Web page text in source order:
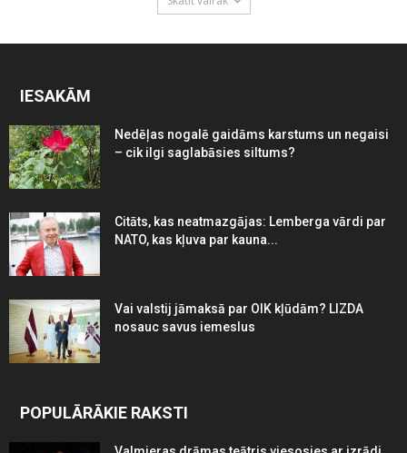
IESAKĀM
Nedēļas nogalē gaidāms karstums un negaisi
– cik ilgi saglabāsies siltums?
Citāts, kas neatmazgājas: Lemberga vārdi par
NATO, kas kļuva par kauna...
Vai valstij jāmaksā par OIK kļūdām? LIZDA
nosauc savus iemeslus
POPULĀRĀKIE RAKSTI